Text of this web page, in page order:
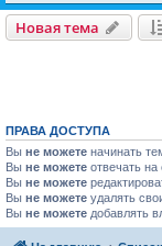
Новая тема
ПРАВА ДОСТУПА
Вы не можете начинать
Вы не можете отвечать
Вы не можете
Вы не можете удалять
Вы не можете добавлять